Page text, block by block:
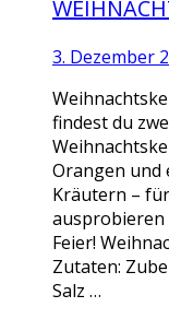
3. Dezember
findest du
Orangen und
Kräutern –
ausprobieren
Feier!
Zutaten:
Salz …